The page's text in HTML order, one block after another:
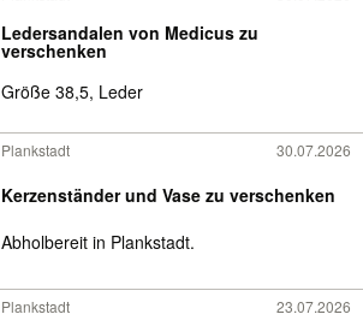
Ledersandalen von Medicus zu
verschenken
Größe 38,5, Leder
Plankstadt 30.07.2026
Kerzenständer und Vase zu verschenken
Abholbereit in Plankstadt.
Plankstadt 23.07.2026